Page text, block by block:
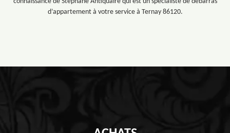
d’appartement à votre service à Ternay 86120.